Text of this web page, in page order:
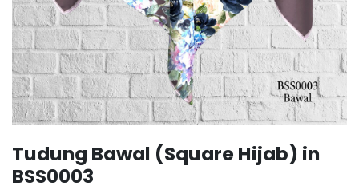
Tudung Bawal (Square Hijab) in
BSS0003